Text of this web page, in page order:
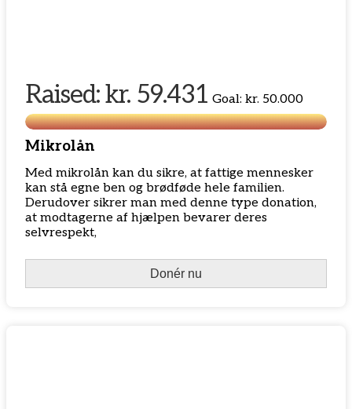
Raised:kr. 59.431 Goal: kr. 50.000
Mikrolån
Med mikrolån kan du sikre, at fattige mennesker
kan stå egne ben og brødføde hele familien.
Derudover sikrer man med denne type donation,
at modtagerne af hjælpen bevarer deres
selvrespekt,
Donér nu